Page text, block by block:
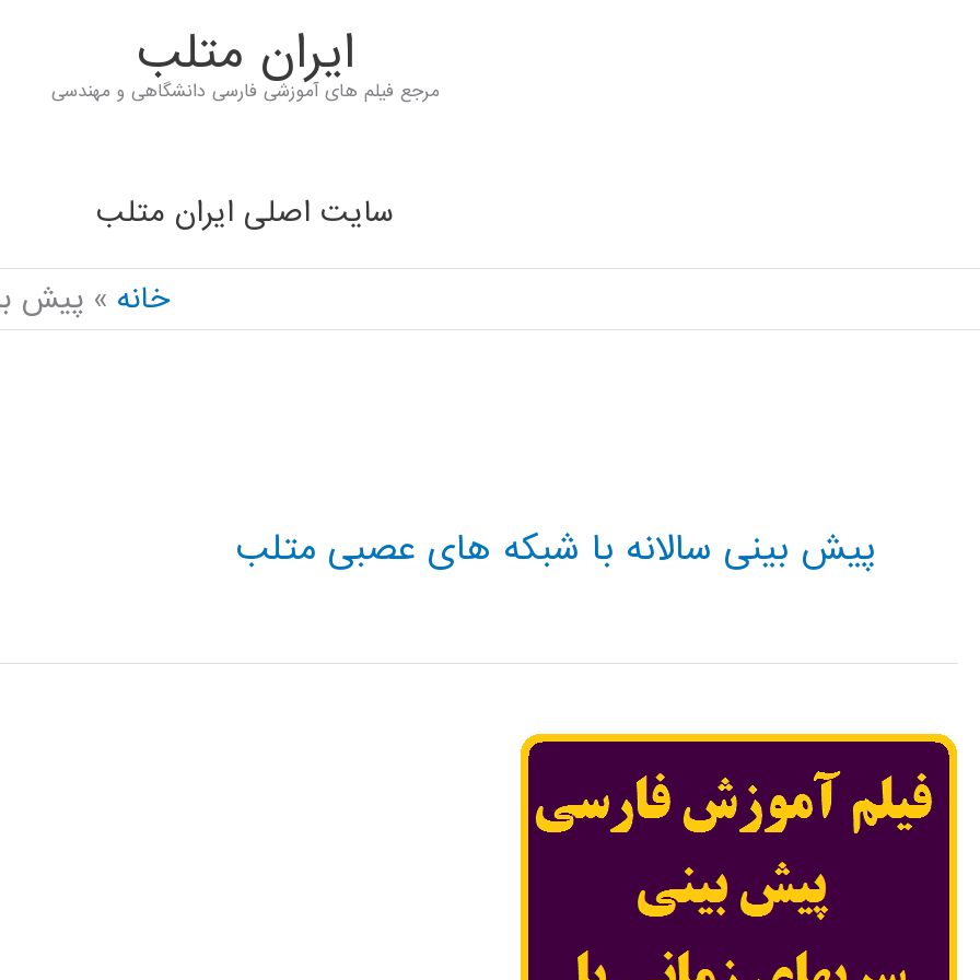
ايران متلب
مرجع فیلم های آموزشی فارسی دانشگاهی و مهندسی
سایت اصلی ایران متلب
خانه
پیش
پیش بینی سالانه با شبکه های عصبی متلب